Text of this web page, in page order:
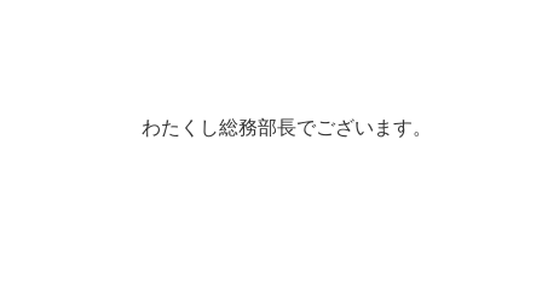
わたくし総務部長でございます。